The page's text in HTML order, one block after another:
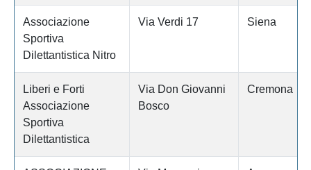
Associazione
Sportiva
Dilettantistica Nitro
Via Verdi 17 Siena
Liberi e Forti
Associazione
Sportiva
Dilettantistica
Via Don Giovanni
Bosco
Cremona